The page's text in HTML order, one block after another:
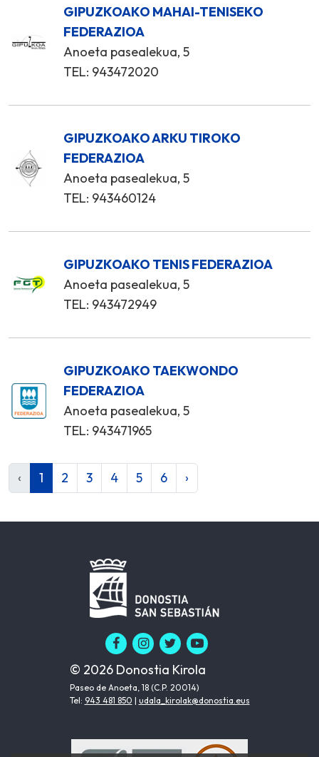
GIPUZKOAKO MAHAI-TENISEKO
FEDERAZIOA
Anoeta pasealekua, 5
TEL: 943472020
GIPUZKOAKO ARKU TIROKO
FEDERAZIOA
Anoeta pasealekua, 5
TEL: 943460124
GIPUZKOAKO TENIS FEDERAZIOA
Anoeta pasealekua, 5
TEL: 943472949
GIPUZKOAKO TAEKWONDO
FEDERAZIOA
Anoeta pasealekua, 5
TEL: 943471965
‹ 1 2 3 4 5 6 ›
© 2026 Donostia Kirola
Paseo de Anoeta, 18 (C.P. 20014)
Tel: 943 481 850 | udala_kirolak@donostia.eus